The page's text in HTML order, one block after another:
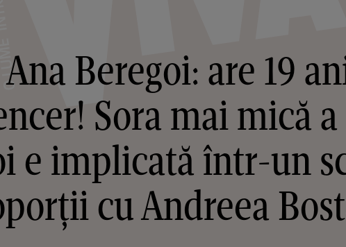
Beregoi: are 19
Sora mai mică
e implicată într-un
cu Andreea